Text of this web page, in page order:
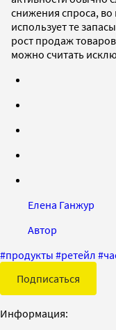
снижения спроса,
использует те
рост продаж
можно считать
Елена Ганжур
Автор
#продукты #ретейл #
Подписаться
Информация: